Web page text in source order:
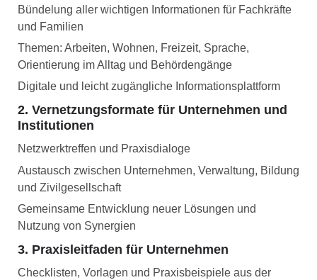
Bündelung aller wichtigen Informationen für Fachkräfte
und Familien
Themen: Arbeiten, Wohnen, Freizeit, Sprache,
Orientierung im Alltag und Behördengänge
Digitale und leicht zugängliche Informationsplattform
2. Vernetzungsformate für Unternehmen und
Institutionen
Netzwerktreffen und Praxisdialoge
Austausch zwischen Unternehmen, Verwaltung, Bildung
und Zivilgesellschaft
Gemeinsame Entwicklung neuer Lösungen und
Nutzung von Synergien
3. Praxisleitfaden für Unternehmen
Checklisten, Vorlagen und Praxisbeispiele aus der